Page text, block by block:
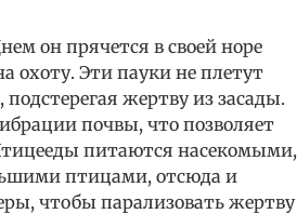
он прячется в своей норе
охоту. Эти пауки не плетут
жертву из засады.
почвы, что позволяет
питаются насекомыми,
птицами, отсюда и
чтобы парализовать жертву